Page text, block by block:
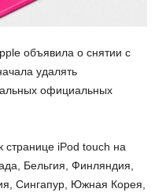
объявила о снятии с
удалять
официальных
странице iPod touch на
Бельгия, Финляндия,
Сингапур, Южная Корея,